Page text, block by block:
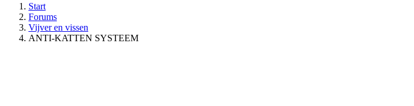
Start
Forums
Vijver en vissen
ANTI-KATTEN SYSTEEM